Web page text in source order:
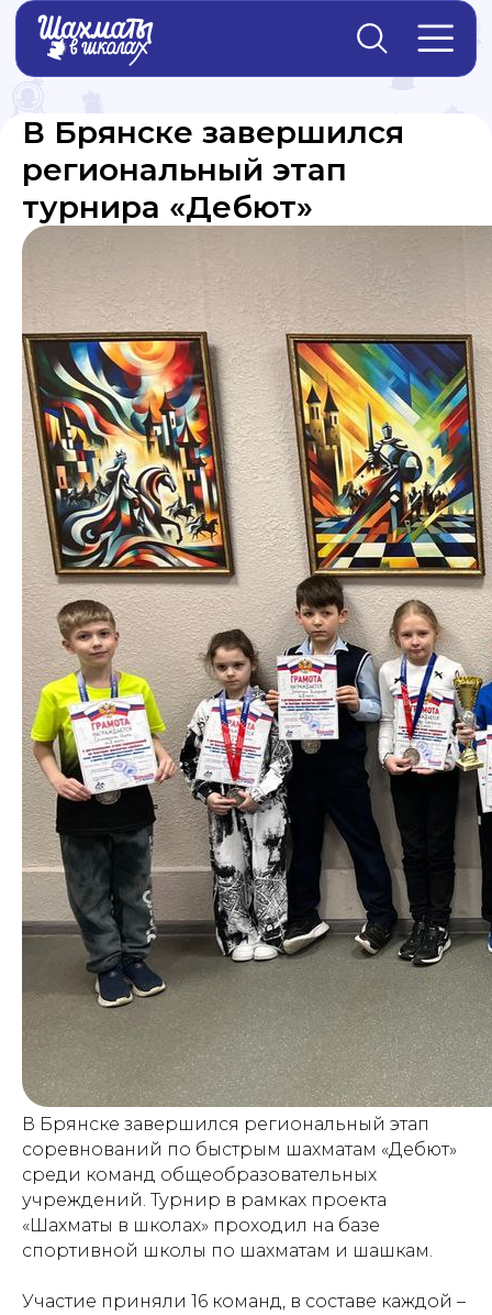
В Брянске завершился
региональный этап
турнира «Дебют»
В Брянске завершился региональный этап
соревнований по быстрым шахматам «Дебют»
среди команд общеобразовательных
учреждений. Турнир в рамках проекта
«Шахматы в школах» проходил на базе
спортивной школы по шахматам и шашкам.
Участие приняли 16 команд, в составе каждой –